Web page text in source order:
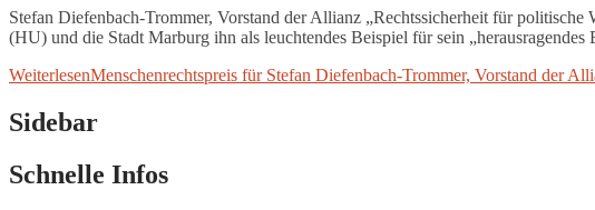
Stefan Diefenbach-Trommer, Vorstand der Allianz „Rechtssicherheit für
(HU) und die Stadt Marburg ihn als leuchtendes Beispiel für sein
WeiterlesenMenschenrechtspreis für Stefan Diefenbach-Trommer, Vorstand der
Sidebar
Schnelle Infos